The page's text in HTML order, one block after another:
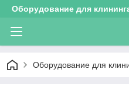
Оборудование для
Оборудование для